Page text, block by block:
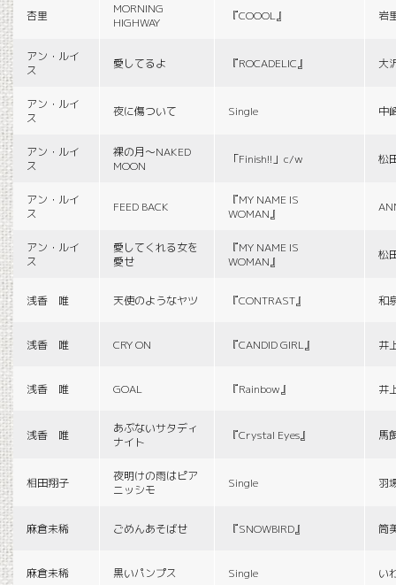
杏里
MORNING
HIGHWAY
『COOOL』 岩
アン・ルイ
ス
愛してるよ 『ROCADELIC』 大
アン・ルイ
ス
夜に傷ついて Single 中
アン・ルイ
ス
裸の月〜NAKED
MOON
「Finish!!」c/w 松
アン・ルイ
ス
FEED BACK
『MY NAME IS
WOMAN』
アン・ルイ
ス
愛してくれる女を
愛せ
『MY NAME IS
WOMAN』
松
浅香 唯 天使のようなヤツ 『CONTRAST』 和
浅香 唯 CRY ON 『CANDID GIRL』 井
浅香 唯 GOAL 『Rainbow』 井
浅香 唯
あぶないサタディ
ナイト
『Crystal Eyes』 馬
相田翔子
夜明けの雨はピア
ニッシモ
Single 羽
麻倉未稀 ごめんあそばせ 『SNOWBIRD』 筒
麻倉未稀 黒いパンプス Single い